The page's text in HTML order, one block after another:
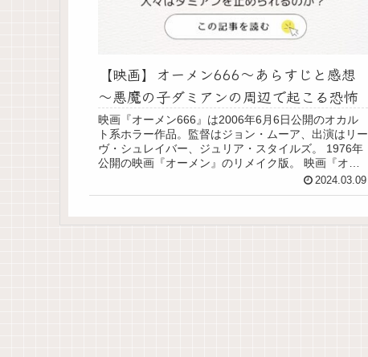
【映画】オーメン666～あらすじと感想
～悪魔の子ダミアンの周辺で起こる恐怖
映画『オーメン666』は2006年6月6日公開のオカル
ト系ホラー作品。監督はジョン・ムーア、出演はリー
ヴ・シュレイバー、ジュリア・スタイルズ。 1976年
公開の映画『オーメン』のリメイク版。 映画『オー
2024.03.09